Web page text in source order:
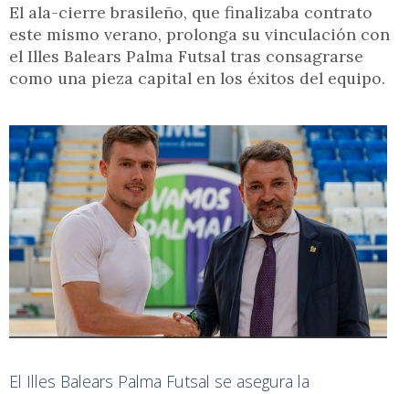
El ala-cierre brasileño, que finalizaba contrato
este mismo verano, prolonga su vinculación con
el Illes Balears Palma Futsal tras consagrarse
como una pieza capital en los éxitos del equipo.
El Illes Balears Palma Futsal se asegura la